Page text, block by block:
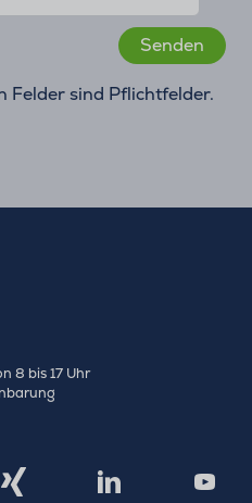
Felder sind Pflichtfelder.
8 bis 17 Uhr
Xing LinkedIn